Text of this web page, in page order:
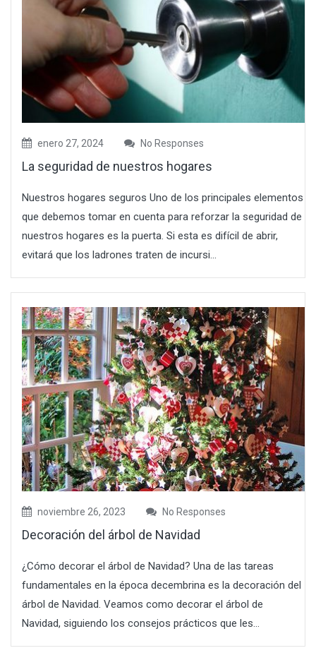
enero 27, 2024 No Responses
La seguridad de nuestros hogares
Nuestros hogares seguros Uno de los principales elementos
que debemos tomar en cuenta para reforzar la seguridad de
nuestros hogares es la puerta. Si esta es difícil de abrir,
evitará que los ladrones traten de incursi...
noviembre 26, 2023 No Responses
Decoración del árbol de Navidad
¿Cómo decorar el árbol de Navidad? Una de las tareas
fundamentales en la época decembrina es la decoración del
árbol de Navidad. Veamos como decorar el árbol de
Navidad, siguiendo los consejos prácticos que les...